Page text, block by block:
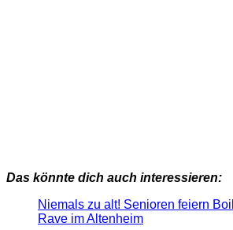
Das könnte dich auch interessieren:
Niemals zu alt! Senioren feiern
Rave im Altenheim